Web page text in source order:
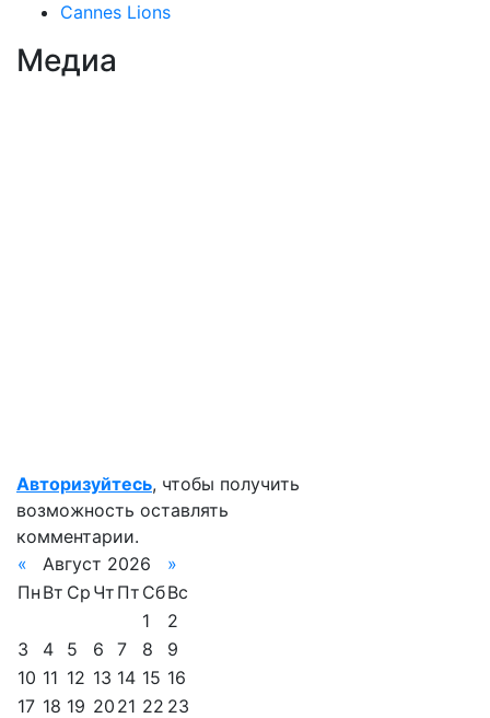
Cannes Lions
Медиа
Авторизуйтесь, чтобы получить
возможность оставлять
комментарии.
«
Август 2026
»
Пн Вт Ср Чт Пт СбВс
1
2
3
4 5 6 7 8
9
10 11 12 13 14 15 16
17 18 19 20 21 22 23